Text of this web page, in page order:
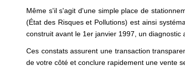
Même s'il s'agit d'une simple place de
(État des Risques et Pollutions) est ainsi
construit avant le 1er janvier 1997, un
Ces constats assurent une transaction
de votre côté et conclure rapidement une vente